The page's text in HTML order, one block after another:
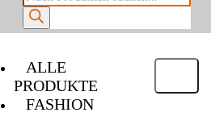
ALLE
PRODUKTE
FASHION